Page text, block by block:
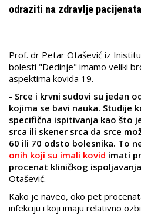
odraziti na zdravlje
Prof. dr Petar Otašević iz
bolesti "Dedinje" imamo veliki
aspektima kovida 19.
- Srce i krvni sudovi su jedan
kojima se bavi nauka. Studije
specifična ispitivanja kao što
srca ili skener srca da srce
60 ili 70 odsto bolesnika. To
onih koji su imali kovid imati
procenat kliničkog
Otašević.
Kako je naveo, oko pet
infekciju i koji imaju relativno